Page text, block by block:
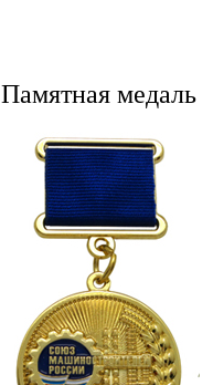
Памятная медаль